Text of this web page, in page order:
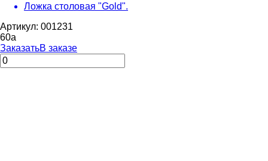
Ложка столовая "Gold".
Артикул: 001231
60a
ЗаказатьВ заказе